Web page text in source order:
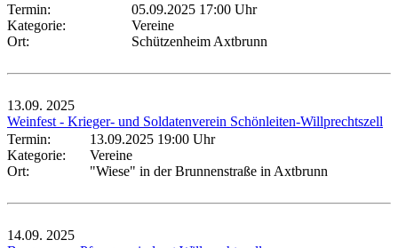
Termin:
05.09.2025 17:00 Uhr
Kategorie:
Vereine
Ort:
Schützenheim Axtbrunn
13.09. 2025
Weinfest - Krieger- und Soldatenverein Schönleiten-Willprechtszell
Termin:
13.09.2025 19:00 Uhr
Kategorie:
Vereine
Ort:
"Wiese" in der Brunnenstraße in Axtbrunn
14.09. 2025